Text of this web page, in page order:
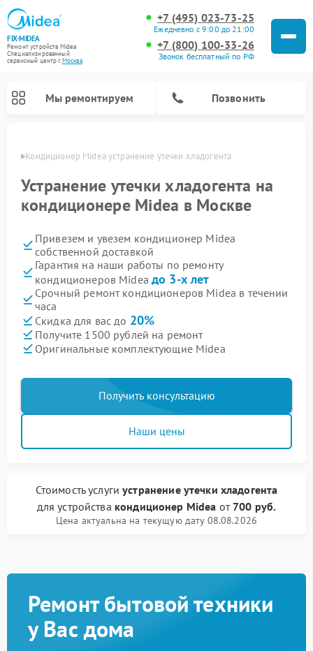
FIX-MIDEA
Ремонт устройств Midea
Специализированный
cервисный центр г.Москва
+7 (495) 023-73-25
Ежедневно с 9:00 до 21:00
+7 (800) 100-33-26
Звонок бесплатный по РФ
Мы ремонтируем Позвонить
Кондиционер Midea устранение утечки хладогента
Устранение утечки хладогента на
кондиционере Midea в Москве
Привезем и увезем кондиционер Midea
собственной доставкой
Гарантия на наши работы по ремонту
кондиционеров Mideaдо 3-х лет
Срочный ремонт кондиционеров Midea в течении
часа
Скидка для вас до 20%
Получите 1500 рублей на ремонт
Оригинальные комплектующие Midea
Получить консультацию
Наши цены
Стоимость услугиустранение утечки хладогента
для устройства кондиционер Midea от 700 руб.
Цена актуальна на текущую дату 08.08.2026
Ремонт бытовой техники
у Вас дома